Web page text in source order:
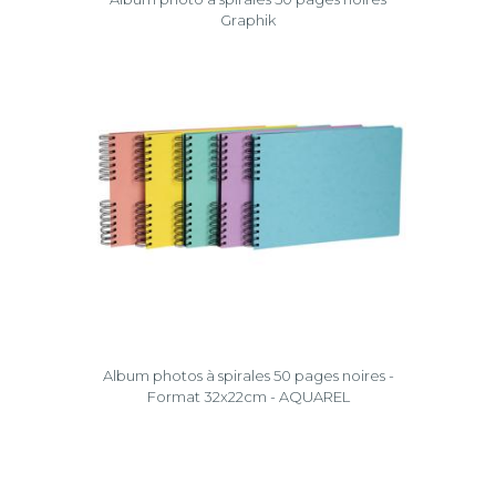
Graphik
Album photos à spirales 50 pages noires -
Format 32x22cm - AQUAREL